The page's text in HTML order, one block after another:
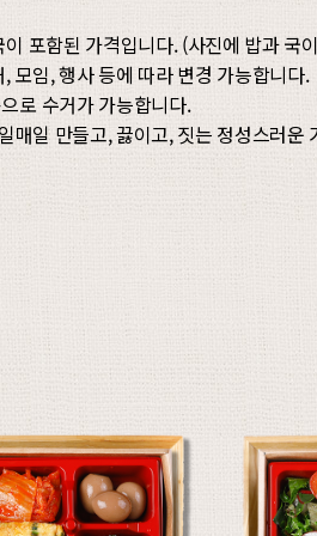
이 포함된 가격입니다. (사진에 밥과 국
, 모임, 행사 등에 따라 변경 가능합니다.
로 수거가 가능합니다.
매일 만들고, 끓이고, 짓는 정성스러운